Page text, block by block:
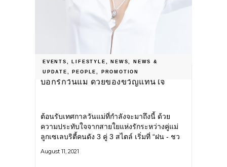
EVENTS LIFESTYLE NEWS
NEWS &
UPDATE
PEOPLE PROMOTION
บอกรักวันแม่ ด้วยของขวัญแทนใจ
ต้อนรับเทศกาลวันแม่ที่กำลังจะมาถึงนี้ ด้วย
ความประทับใจจากสายใยแห่งรักระหว่างคู่แม่
ลูกเซเลบริตี้คนดัง 3 คู่ 3 สไตล์ เริ่มที่ “ฝน - ชว
August 11, 2021